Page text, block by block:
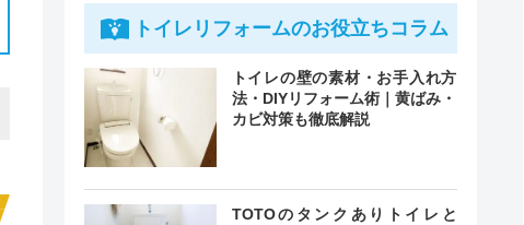
トイレリフォームのお役立ちコラム
トイレの壁の素材・お手入れ方
法・DIYリフォーム術｜黄ばみ・
カビ対策も徹底解説
TOTOのタンクありトイレと